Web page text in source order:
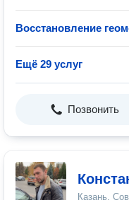
Восстановление
Ещё 29 услуг
Позвонить
Казань,